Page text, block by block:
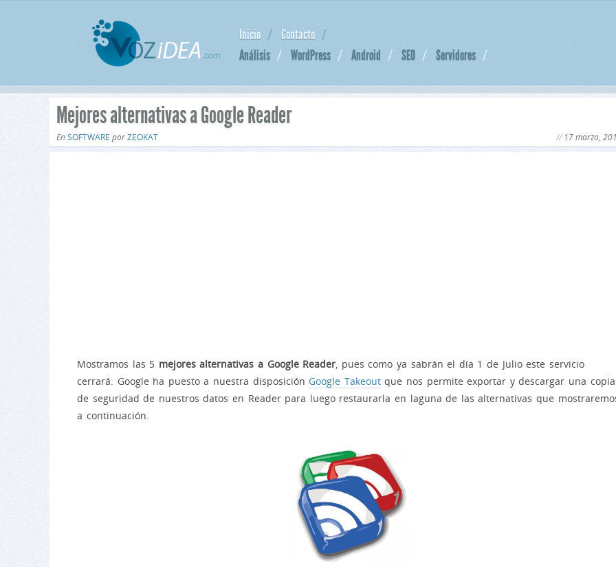
Inicio
Contacto
Análisis
WordPress Android SEO Servidores
Mejores alternativas a Google Reader
EnSOFTWARE porZEOKAT 17 marzo,
Mostramos las 5 mejores alternativas a Google Reader , pues como ya sabrán el día 1 de Julio este servicio
cerrará. Google ha puesto a nuestra disposición Google Takeoutque nos permite exportar y descargar una copia
de seguridad de nuestros datos en Reader para luego restaurarla en laguna de las alternativas que
a continuación.